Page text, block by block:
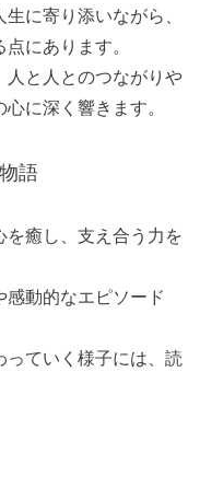
に寄り添いながら、
にあります。
人と人とのつながりや
に深く響きます。
語
癒し、支え合う力を
感動的なエピソード
ていく様子には、読